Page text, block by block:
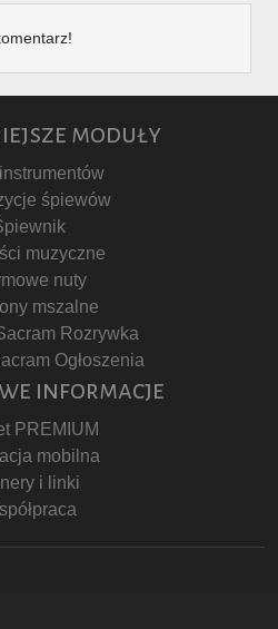
moduły
śpiewów
muzyczne
nuty
mszalne
Rozrywka
Ogłoszenia
informacje
PREMIUM
mobilna
i linki